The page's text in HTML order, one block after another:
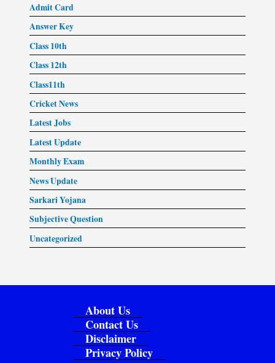
Admit Card
Answer Key
Class 10th
Class 12th
Class11th
Cricket News
Latest Jobs
Latest Update
Monthly Exam
News Update
Sarkari Yojana
Subjective Question
Uncategorized
About Us
Contact Us
Disclaimer
Privacy Policy